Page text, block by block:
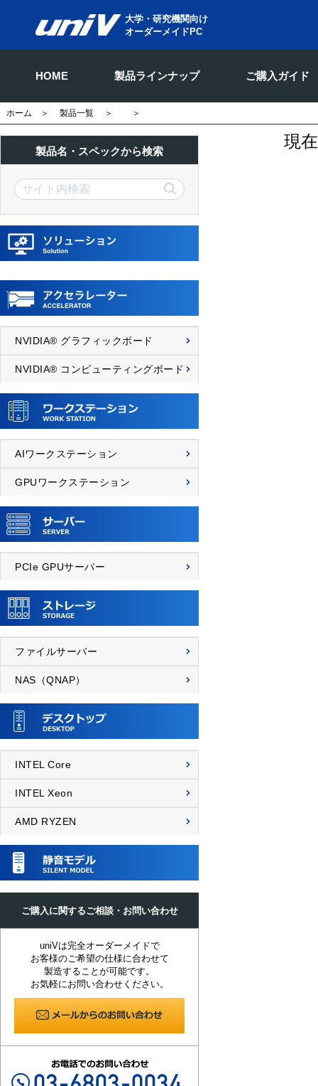
大学・研究機関向け
オーダーメイドPC
HOME 製品ラインナップ ご購入ガイド
ホーム ＞ 製品一覧 ＞ ＞
現
製品名・スペックから検索
NVIDIA® グラフィックボード
NVIDIA® コンピューティングボード
AIワークステーション
GPUワークステーション
PCIe GPUサーバー
ファイルサーバー
NAS（QNAP）
INTEL Core
INTEL Xeon
AMD RYZEN
ご購入に関するご相談・お問い合わせ
uniVは完全オーダーメイドで
お客様のご希望の仕様に合わせて
製造することが可能です。
お気軽にお問い合わせください。